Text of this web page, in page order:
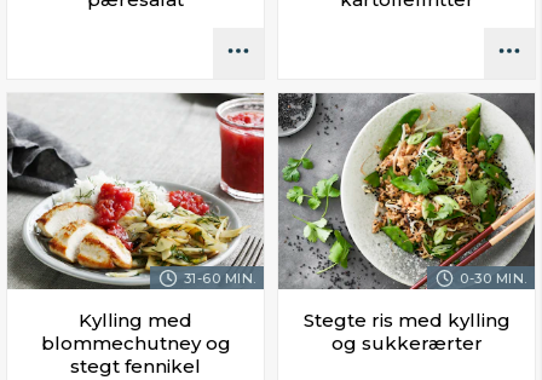
31-60 MIN.
Kylling med
blommechutney og
stegt fennikel
0-30 MIN.
Stegte ris med kylling
og sukkerærter